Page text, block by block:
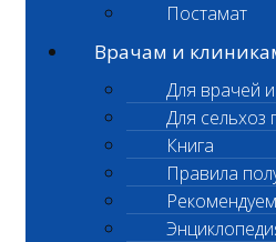
Постамат
Врачам и
Для врачей
Для сельхоз
Книга
Правила